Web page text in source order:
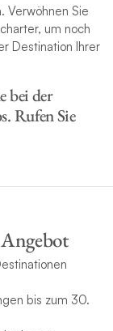
Verwöhnen Sie
um noch
Destination Ihrer
bei der
Rufen Sie
bis zum 30.